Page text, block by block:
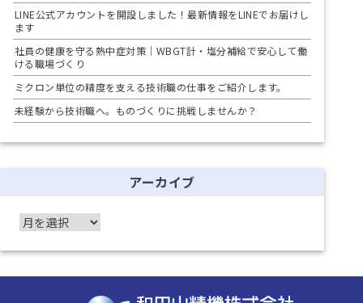
LINE公式アカウントを開設しました！最新情報をLINEでお届けし
ます
社員の健康を守る熱中症対策｜WBGT計・塩分補給で安心して働
ける職場づくり
ミクロン単位の精度を支える技術職の仕事をご紹介します。
未経験から技術職へ。ものづくりに挑戦しませんか？
アーカイブ